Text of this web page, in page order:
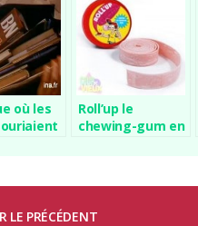
où les
Roll’up le
chewing-gum en
LE PRÉCÉDENT